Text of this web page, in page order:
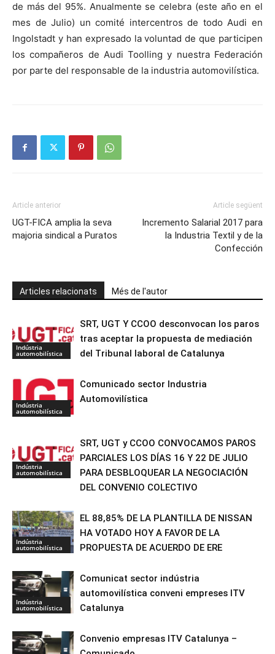
de más del 95%. Anualmente se celebra (este año en el
mes de Julio) un comité intercentros de todo Audi en
Ingolstadt y han expresado la voluntad de que participen
los compañeros de Audi Toolling y nuestra Federación
por parte del responsable de la industria automovilística.
Article anterior
UGT-FICA amplia la seva
majoria sindical a Puratos
Article següent
Incremento Salarial 2017 para
la Industria Textil y de la
Confección
Articles relacionats Més de l'autor
Indústria
automobilística
SRT, UGT Y CCOO desconvocan los paros
tras aceptar la propuesta de mediación
del Tribunal laboral de Catalunya
Indústria
automobilística
Comunicado sector Industria
Automovilística
Indústria
automobilística
SRT, UGT y CCOO CONVOCAMOS PAROS
PARCIALES LOS DÍAS 16 Y 22 DE JULIO
PARA DESBLOQUEAR LA NEGOCIACIÓN
DEL CONVENIO COLECTIVO
Indústria
automobilística
EL 88,85% DE LA PLANTILLA DE NISSAN
HA VOTADO HOY A FAVOR DE LA
PROPUESTA DE ACUERDO DE ERE
Indústria
automobilística
Comunicat sector indústria
automovilística conveni empreses ITV
Catalunya
Convenio empresas ITV Catalunya –